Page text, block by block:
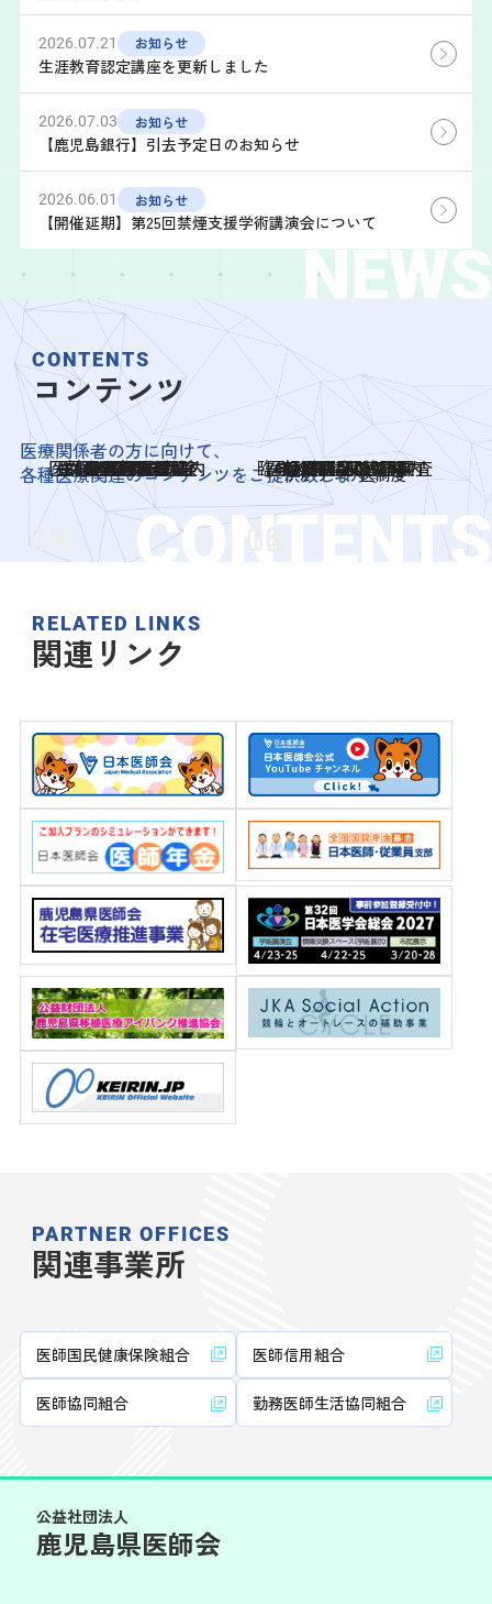
2026.07.21 お知らせ
生涯教育認定講座を更新しました
2026.07.03 お知らせ
【鹿児島銀行】引去予定日のお知らせ
2026.06.01 お知らせ
【開催延期】第25回禁煙支援学術講演会について
CONTENTS
コンテンツ
医療関係者の方に向けて、
各種医療関連のコンテンツをご提供致します。
医師会入会のご案内 医師資格証のご案内
災害医療情報 研修会情報
生涯教育認定講座 かかりつけ医制度
産業医名簿 産業医関連情報
スポーツ医名簿 臨床検査精度管理調査
女性医師支援室 学校保健関係事業
働き方改革 糖尿病関連情報
医師賠償責任保険
RELATED LINKS
関連リンク
PARTNER OFFICES
関連事業所
医師国民健康保険組合 医師信用組合
医師協同組合 勤務医師生活協同組合
公益社団法人
鹿児島県医師会